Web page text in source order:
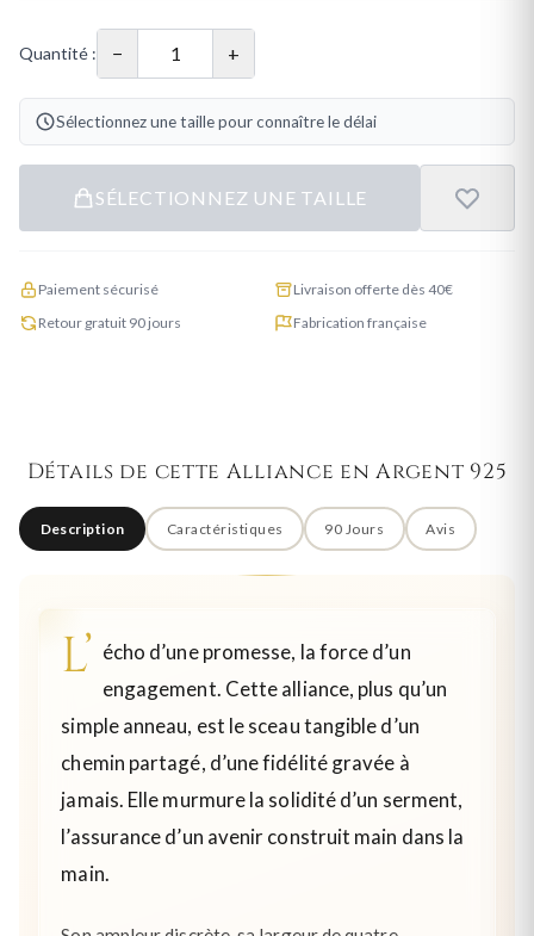
Quantité : − +
Sélectionnez une taille pour connaître le délai
SÉLECTIONNEZ UNE TAILLE
Paiement sécurisé
Livraison offerte dès 40€
Retour gratuit 90 jours
Fabrication française
Détails de cette Alliance en Argent 925
Description Caractéristiques 90 Jours Avis
L’ écho d’une promesse, la force d’un
engagement. Cette alliance, plus qu’un
simple anneau, est le sceau tangible d’un
chemin partagé, d’une fidélité gravée à
jamais. Elle murmure la solidité d’un serment,
l’assurance d’un avenir construit main dans la
main.